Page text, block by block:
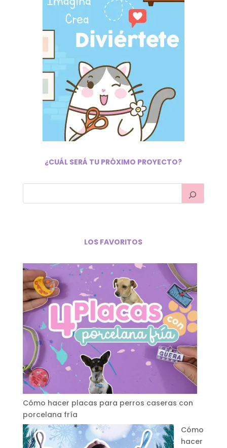
¿CUÁL SERÁ TU PRÓXIMO PROYECTO?
LOS FAVORITOS
Cómo hacer placas para perros caseras con
porcelana fría
Cómo
hacer